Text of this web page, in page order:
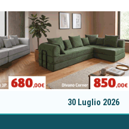
30 Luglio 2026